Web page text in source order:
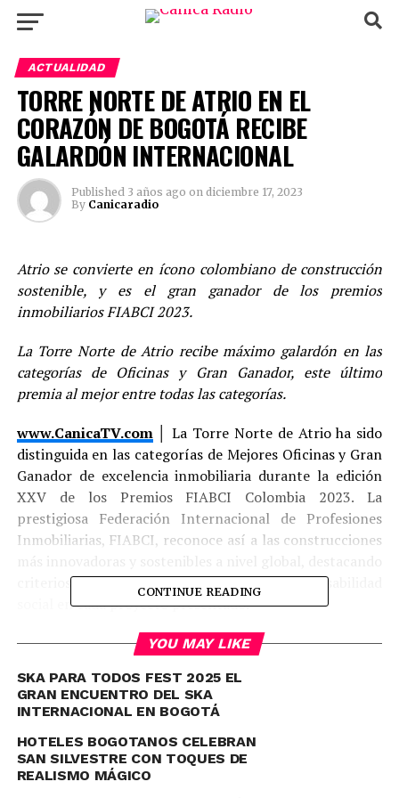
ACTUALIDAD
TORRE NORTE DE ATRIO EN EL
CORAZÓN DE BOGOTÁ RECIBE
GALARDÓN INTERNACIONAL
Published 3 años ago on diciembre 17, 2023
By Canicaradio
Atrio se convierte en ícono colombiano de construcción
sostenible, y es el gran ganador de los premios
inmobiliarios FIABCI 2023.
La Torre Norte de Atrio recibe máximo galardón en las
categorías de Oficinas y Gran Ganador, este último
premia al mejor entre todas las categorías.
www.CanicaTV.com│ La Torre Norte de Atrio ha sido
distinguida en las categorías de Mejores Oficinas y Gran
Ganador de excelencia inmobiliaria durante la edición
XXV de los Premios FIABCI Colombia 2023. La
prestigiosa Federación Internacional de Profesiones
Inmobiliarias, FIABCI, reconoce así a las construcciones
criterios de sostenibilidad ambiental y responsabilidad
social en cada proyecto presentado.
CONTINUE READING
YOU MAY LIKE
SKA PARA TODOS FEST 2025 EL
GRAN ENCUENTRO DEL SKA
INTERNACIONAL EN BOGOTÁ
HOTELES BOGOTANOS CELEBRAN
SAN SILVESTRE CON TOQUES DE
REALISMO MÁGICO